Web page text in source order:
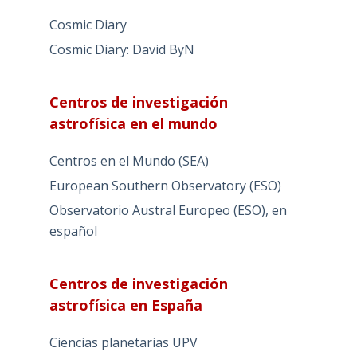
Cosmic Diary
Cosmic Diary: David ByN
Centros de investigación
astrofísica en el mundo
Centros en el Mundo (SEA)
European Southern Observatory (ESO)
Observatorio Austral Europeo (ESO), en
español
Centros de investigación
astrofísica en España
Ciencias planetarias UPV